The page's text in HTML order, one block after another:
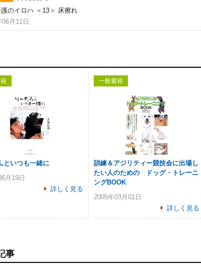
のイロハ ＜13＞ 床擦れ
月11日
といつも一緒に
月19日
詳しく見る
一般書籍
訓練＆アジリティー競技会に出場し
たい人のための ドッグ・トレーニ
ングBOOK
2005年03月01日
詳しく見る
事